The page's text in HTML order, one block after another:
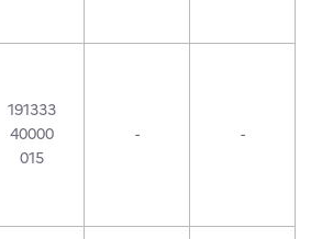
191333
40000
015
- -